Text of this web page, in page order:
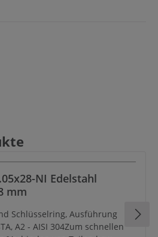
NI Edelstahl
mm
Schlüsselring, Ausführung
A2 - AISI 304Zum schnellen